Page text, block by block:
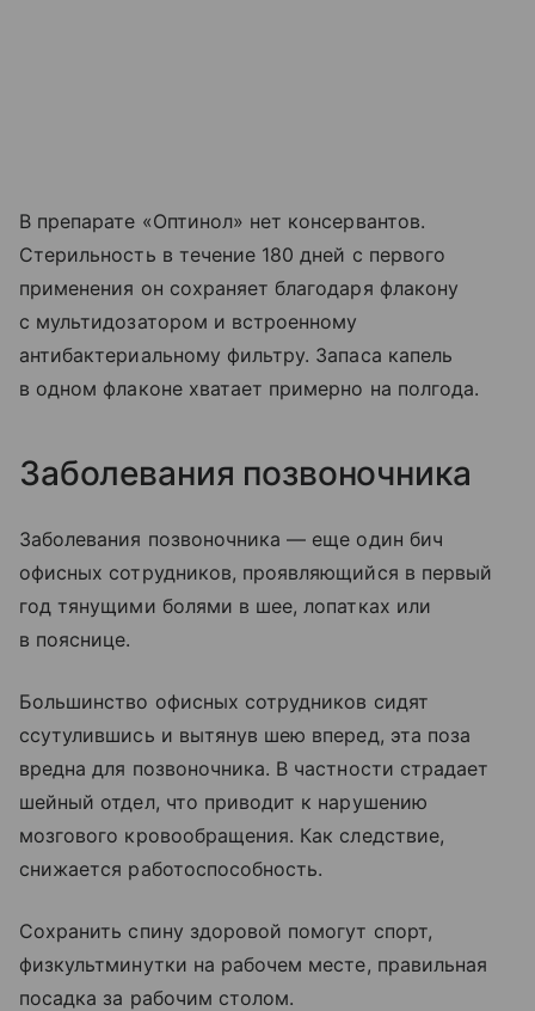
В препарате «Оптинол» нет консервантов.
Стерильность в течение 180 дней с первого
применения он сохраняет благодаря флакону
с мультидозатором и встроенному
антибактериальному фильтру. Запаса капель
в одном флаконе хватает примерно на полгода.
Заболевания позвоночника
Заболевания позвоночника — еще один бич
офисных сотрудников, проявляющийся в первый
год тянущими болями в шее, лопатках или
в пояснице.
Большинство офисных сотрудников сидят
ссутулившись и вытянув шею вперед, эта поза
вредна для позвоночника. В частности страдает
шейный отдел, что приводит к нарушению
мозгового кровообращения. Как следствие,
снижается работоспособность.
Сохранить спину здоровой помогут спорт,
физкультминутки на рабочем месте, правильная
посадка за рабочим столом.